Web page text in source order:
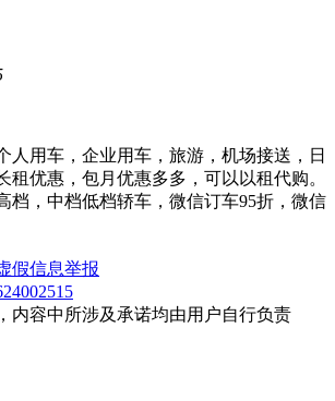
人用车，企业用车，旅游，机场接送，日
租优惠，包月优惠多多，可以以租代购。
档，中档低档轿车，微信订车95折，微信
假信息举报
内容中所涉及承诺均由用户自行负责